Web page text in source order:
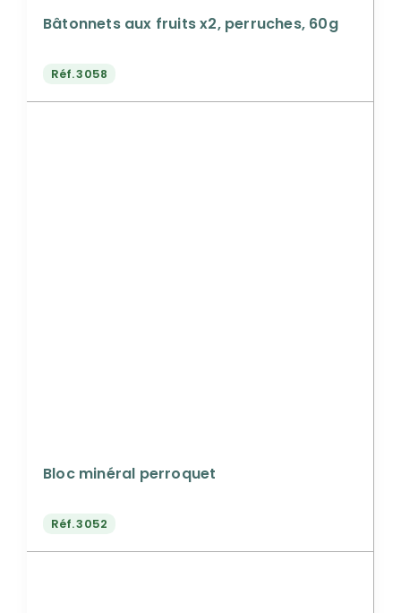
Bâtonnets aux fruits x2, perruches, 60g
Réf.3058
Bloc minéral perroquet
Réf.3052